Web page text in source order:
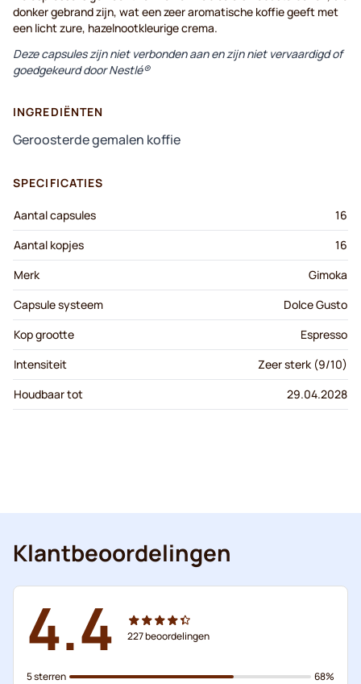
donker gebrand zijn, wat een zeer aromatische koffie geeft met
een licht zure, hazelnootkleurige crema.
Deze capsules zijn niet verbonden aan en zijn niet vervaardigd of
goedgekeurd door Nestlé®
INGREDIËNTEN
Geroosterde gemalen koffie
SPECIFICATIES
Aantal capsules
16
Aantal kopjes
16
Merk
Gimoka
Capsule systeem
Dolce Gusto
Kop grootte
Espresso
Intensiteit
Zeer sterk (9/10)
Houdbaar tot
29.04.2028
Klantbeoordelingen
4.4 227beoordelingen
5 sterren
68%